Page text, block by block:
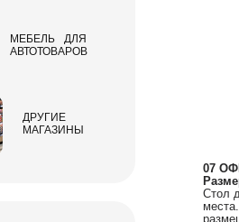
07
Стол
МЕБЕЛЬ ДЛЯ
АВТОТОВАРОВ
ДРУГИЕ
МАГАЗИНЫ